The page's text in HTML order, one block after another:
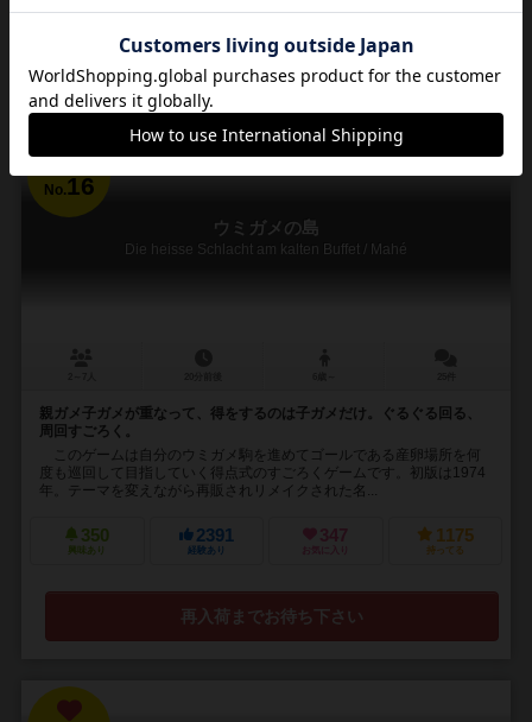
通販の取り扱いがありません
No. 16
ウミガメの島
Die heisse Schlacht am kalten Buffet / Mahé
親ガメ子ガメが重なって、得をするのは子ガメだけ。ぐるぐる回る、
周回すごろく。
このゲームは自分のウミガメ駒を進めてゴールである産卵場所を何
度も巡回して目指していく得点式のすごろくゲームです。初版は1974
年。テーマを変えながら再販されリメイクされた名...
350
興味あり
2391
経験あり
347
お気に入り
1175
持ってる
再入荷までお待ち下さい